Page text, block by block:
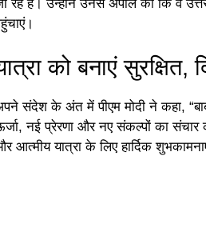
रहे हैं। उन्होंने उनसे अपील की कि वे
को बनाएं सुरक्षित,
संदेश के अंत में पीएम मोदी ने कहा,
नई प्रेरणा और नए संकल्पों का
आत्मीय यात्रा के लिए हार्दिक